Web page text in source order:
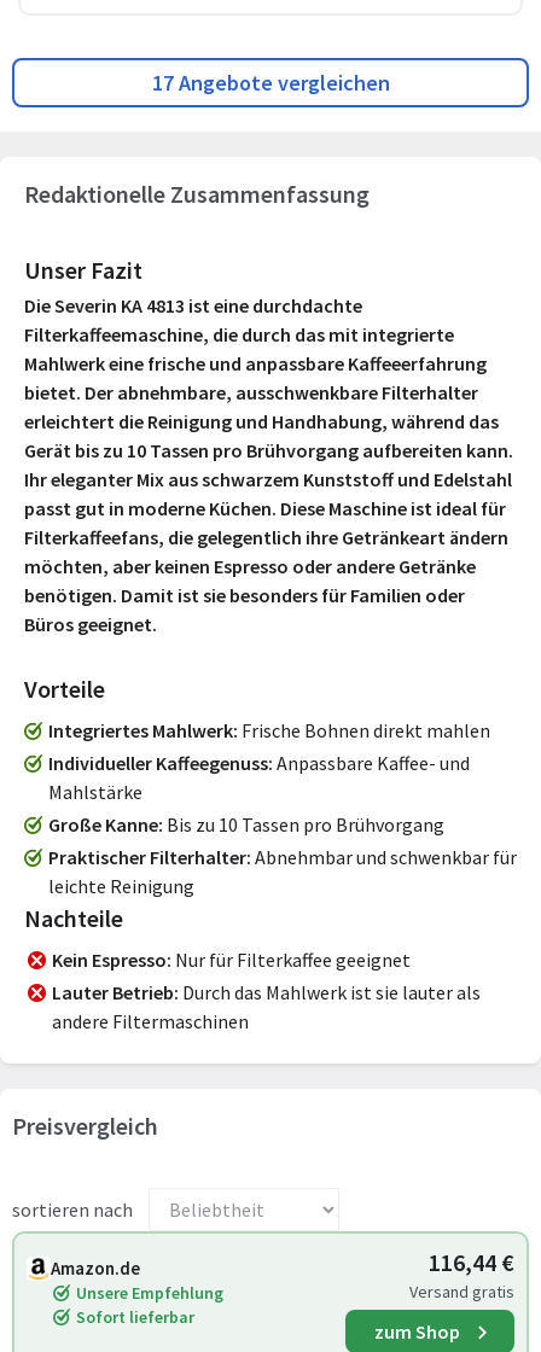
17 Angebote vergleichen
Redaktionelle Zusammenfassung
Unser Fazit
Die Severin KA 4813 ist eine durchdachte
Filterkaffeemaschine, die durch das mit integrierte
Mahlwerk eine frische und anpassbare Kaffeeerfahrung
bietet. Der abnehmbare, ausschwenkbare Filterhalter
erleichtert die Reinigung und Handhabung, während das
Gerät bis zu 10 Tassen pro Brühvorgang aufbereiten kann.
Ihr eleganter Mix aus schwarzem Kunststoff und Edelstahl
passt gut in moderne Küchen. Diese Maschine ist ideal für
Filterkaffeefans, die gelegentlich ihre Getränkeart ändern
möchten, aber keinen Espresso oder andere Getränke
benötigen. Damit ist sie besonders für Familien oder
Büros geeignet.
Vorteile
Integriertes Mahlwerk Frische Bohnen direkt mahlen
Individueller Kaffeegenuss Anpassbare Kaffee- und
Mahlstärke
Große Kanne Bis zu 10 Tassen pro Brühvorgang
Praktischer Filterhalter Abnehmbar und schwenkbar für
leichte Reinigung
Nachteile
Kein Espresso Nur für Filterkaffee geeignet
Lauter Betrieb Durch das Mahlwerk ist sie lauter als
andere Filtermaschinen
Preisvergleich
sortieren nach
Amazon.de
Unsere Empfehlung
Sofort lieferbar
116,44 €
Versand gratis
zum Shop